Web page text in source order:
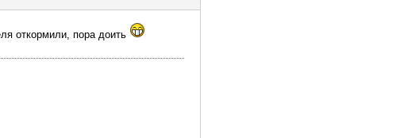
откормили, пора доить